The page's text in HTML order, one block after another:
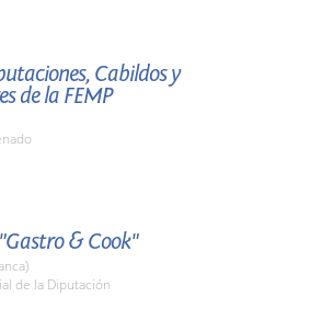
Cabildos y
de la FEMP
& Cook"
de la Diputación